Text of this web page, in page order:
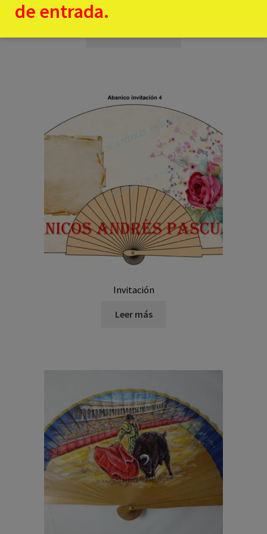
Invitación
Leer más
de entrada.